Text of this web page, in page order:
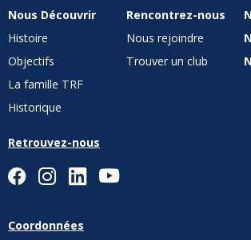
Nous Découvrir
Histoire
Objectifs
La famille TRF
Historique
Rencontrez-nous
Nous rejoindre
Trouver un club
Retrouvez-nous
Coordonnées